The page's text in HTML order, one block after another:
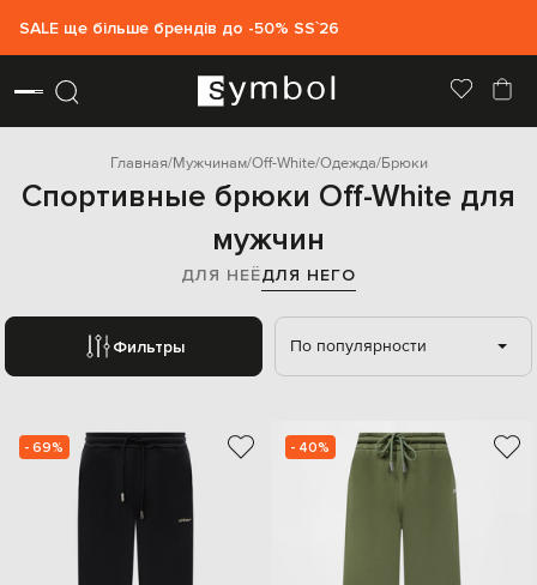
SALE ще більше брендів до -50% SS`26
Главная Мужчинам Off-White Одежда Брюки
Спортивные брюки Off-White для
мужчин
ДЛЯ НЕЁДЛЯ НЕГО
Фильтры По популярности
- 69% - 40%